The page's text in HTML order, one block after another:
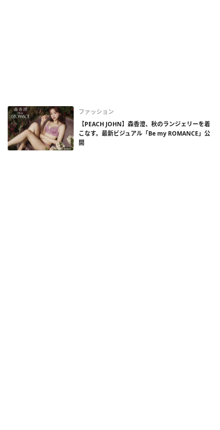
ファッション
【PEACH JOHN】森香澄、秋のランジェリーを着
こなす。最新ビジュアル「Be my ROMANCE」公
開